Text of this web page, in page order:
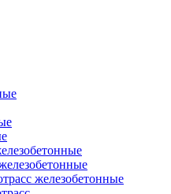
железобетонные